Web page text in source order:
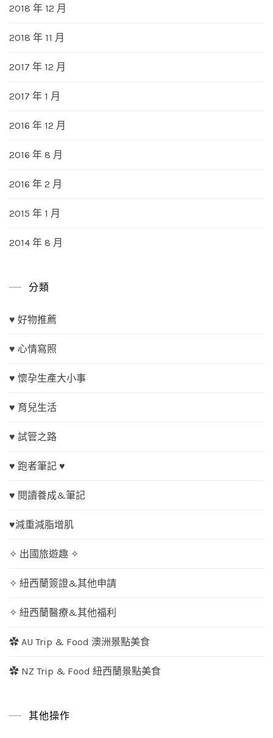
2018 年 12 月
2018 年 11 月
2017 年 12 月
2017 年 1 月
2016 年 12 月
2016 年 8 月
2016 年 2 月
2015 年 1 月
2014 年 8 月
分類
♥ 好物推薦
♥ 心情寫照
♥ 懷孕生產大小事
♥ 育兒生活
♥ 試管之路
♥ 跑者筆記 ♥
♥ 閱讀養成&筆記
♥減重減脂增肌
✧ 出國旅遊趣 ✧
✧ 紐西蘭簽證&其他申請
✧ 紐西蘭醫療&其他福利
✿ AU Trip & Food 澳洲景點美食
✿ NZ Trip & Food 紐西蘭景點美食
其他操作